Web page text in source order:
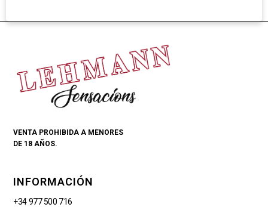
VENTA PROHIBIDA A MENORES
DE 18 AÑOS.
INFORMACIÓN
+34 977 500 716